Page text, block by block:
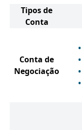
Tipos de
Conta
Conta de
Negociação